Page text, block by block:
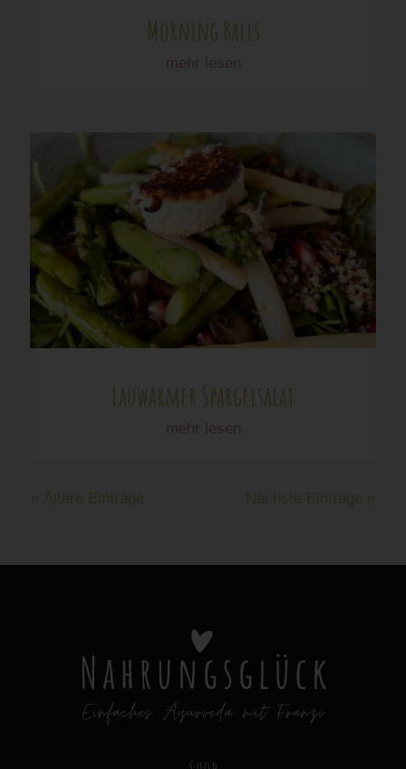
Morning Balls
mehr lesen
Lauwarmer Spargelsalat
mehr lesen
« Ältere Einträge Nächste Einträge »